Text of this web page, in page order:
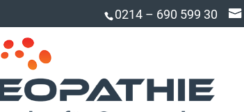
0214 – 690 599 30